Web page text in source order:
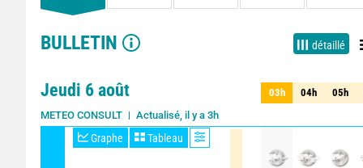
BULLETIN détaillé
Jeudi 6 août
METEO CONSULT Actualisé, il y a 3h
Graphe Tableau
03h 04h 05h
03h 04h 05h